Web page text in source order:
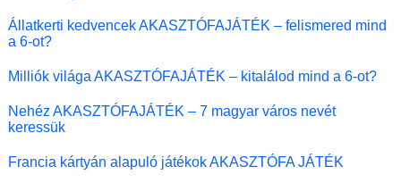
Állatkerti kedvencek AKASZTÓFAJÁTÉK – felismered mind
a 6-ot?
Milliók világa AKASZTÓFAJÁTÉK – kitalálod mind a 6-ot?
Nehéz AKASZTÓFAJÁTÉK – 7 magyar város nevét
keressük
Francia kártyán alapuló játékok AKASZTÓFA JÁTÉK